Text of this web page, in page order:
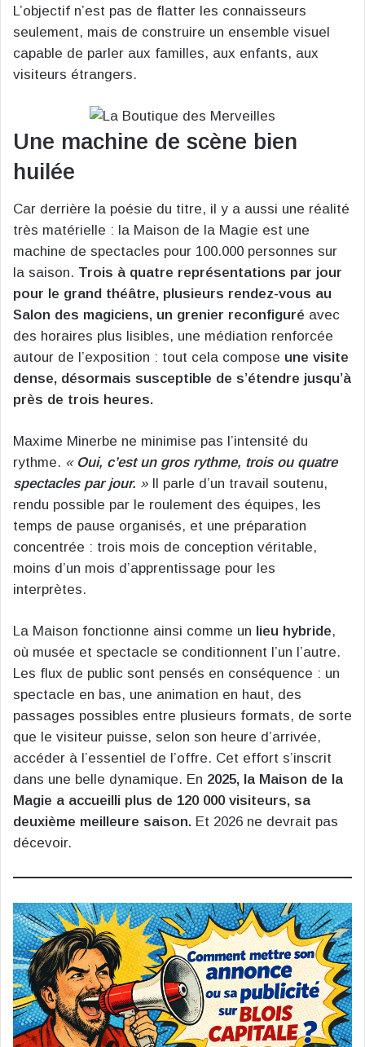
L’objectif n’est pas de flatter les connaisseurs
seulement, mais de construire un ensemble visuel
capable de parler aux familles, aux enfants, aux
visiteurs étrangers.
Une machine de scène bien
huilée
Car derrière la poésie du titre, il y a aussi une réalité
très matérielle : la Maison de la Magie est une
machine de spectacles pour 100.000 personnes sur
la saison. Trois à quatre représentations par jour
pour le grand théâtre, plusieurs rendez-vous au
Salon des magiciens, un grenier reconfiguré avec
des horaires plus lisibles, une médiation renforcée
autour de l’exposition : tout cela compose une visite
dense, désormais susceptible de s’étendre jusqu’à
près de trois heures.
Maxime Minerbe ne minimise pas l’intensité du
rythme. « Oui, c’est un gros rythme, trois ou quatre
spectacles par jour. »Il parle d’un travail soutenu,
rendu possible par le roulement des équipes, les
temps de pause organisés, et une préparation
concentrée : trois mois de conception véritable,
moins d’un mois d’apprentissage pour les
interprètes.
La Maison fonctionne ainsi comme un lieu hybride,
où musée et spectacle se conditionnent l’un l’autre.
Les flux de public sont pensés en conséquence : un
spectacle en bas, une animation en haut, des
passages possibles entre plusieurs formats, de sorte
que le visiteur puisse, selon son heure d’arrivée,
accéder à l’essentiel de l’offre. Cet effort s’inscrit
dans une belle dynamique. En 2025, la Maison de la
Magie a accueilli plus de 120 000 visiteurs, sa
deuxième meilleure saison. Et 2026 ne devrait pas
décevoir.